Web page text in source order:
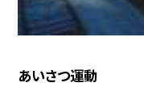
あいさつ運動